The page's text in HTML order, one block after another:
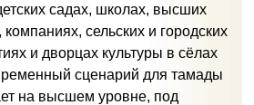
садах, школах, высших
сельских и городских
и дворцах культуры в сёлах
сценарий для тамады
на высшем уровне, под